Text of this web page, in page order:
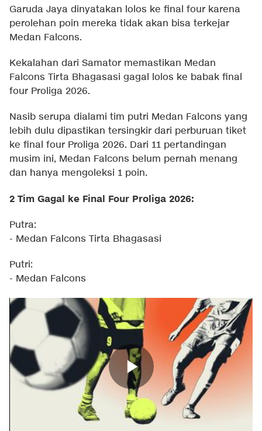
Garuda Jaya dinyatakan lolos ke final four karena
perolehan poin mereka tidak akan bisa terkejar
Medan Falcons.
Kekalahan dari Samator memastikan Medan
Falcons Tirta Bhagasasi gagal lolos ke babak final
four Proliga 2026.
Nasib serupa dialami tim putri Medan Falcons yang
lebih dulu dipastikan tersingkir dari perburuan tiket
ke final four Proliga 2026. Dari 11 pertandingan
musim ini, Medan Falcons belum pernah menang
dan hanya mengoleksi 1 poin.
2 Tim Gagal ke Final Four Proliga 2026:
Putra:
- Medan Falcons Tirta Bhagasasi
Putri:
- Medan Falcons